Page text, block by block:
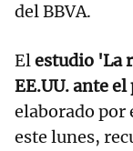
del BBVA.
Elestudio 'La
EE.UU. ante
elaborado por
este lunes,